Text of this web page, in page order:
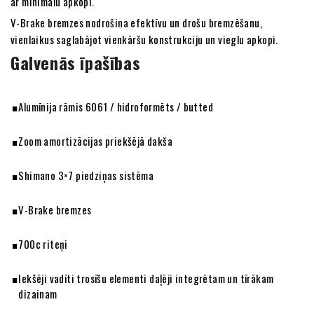
V-Brake bremzes nodrošina efektīvu un drošu bremzēšanu,
vienlaikus saglabājot vienkāršu konstrukciju un vieglu apkopi.
Galvenās īpašības
Alumīnija rāmis 6061 / hidroformēts / butted
Zoom amortizācijas priekšējā dakša
Shimano 3×7 piedziņas sistēma
V-Brake bremzes
700c riteņi
Iekšēji vadīti trosīšu elementi daļēji integrētam un tīrākam
dizainam